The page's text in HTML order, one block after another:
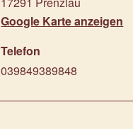
Google Karte anzeigen
Telefon
039849389848